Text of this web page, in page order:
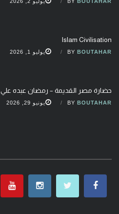
Islam Civilisation
BY BOUTAHAR يوليو 1, 2026
حضارة مصر القديمة – رمضان عبده علي
BY BOUTAHAR يونيو 29, 2026